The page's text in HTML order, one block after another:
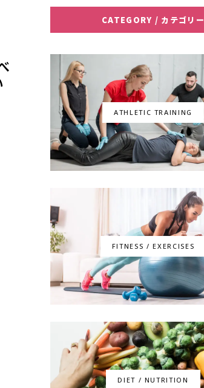
k
a
n
CATEGORY / カテゴリー
ATHLETIC TRAINING
FITNESS / EXERCISES
DIET / NUTRITION